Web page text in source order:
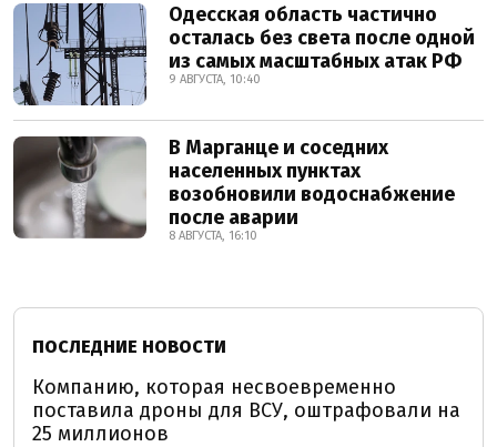
Одесская область частично
осталась без света после одной
из самых масштабных атак РФ
9 АВГУСТА, 10:40
В Марганце и соседних
населенных пунктах
возобновили водоснабжение
после аварии
8 АВГУСТА, 16:10
ПОСЛЕДНИЕ НОВОСТИ
Компанию, которая несвоевременно
поставила дроны для ВСУ, оштрафовали на
25 миллионов